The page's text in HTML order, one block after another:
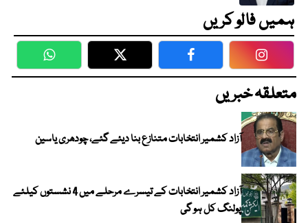
ہمیں فالو کریں
WhatsApp Twitter Facebook
متعلقہ خبریں
آزاد کشمیر انتخابات متنازع بنا دیئے گئے، چودھری یاسین
آزاد کشمیر انتخابات کے تیسرے مرحلے میں 4 نشستوں کیلئے
پولنگ کل ہو گی